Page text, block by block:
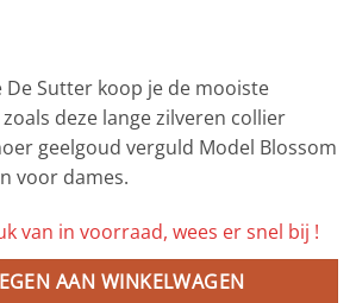
De Sutter koop je de mooiste
deze lange zilveren collier
geelgoud verguld Model Blossom
voor dames.
van in voorraad, wees er snel bij !
AAN WINKELWAGEN